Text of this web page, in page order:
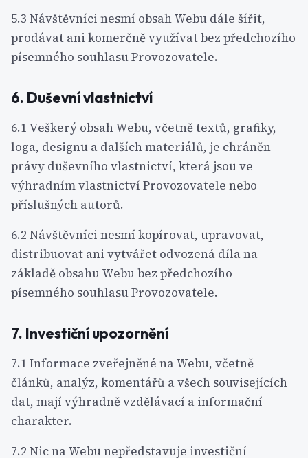
5.3 Návštěvníci nesmí obsah Webu dále šířit,
prodávat ani komerčně využívat bez předchozího
písemného souhlasu Provozovatele.
6. Duševní vlastnictví
6.1 Veškerý obsah Webu, včetně textů, grafiky,
loga, designu a dalších materiálů, je chráněn
právy duševního vlastnictví, která jsou ve
výhradním vlastnictví Provozovatele nebo
příslušných autorů.
6.2 Návštěvníci nesmí kopírovat, upravovat,
distribuovat ani vytvářet odvozená díla na
základě obsahu Webu bez předchozího
písemného souhlasu Provozovatele.
7. Investiční upozornění
7.1 Informace zveřejněné na Webu, včetně
článků, analýz, komentářů a všech souvisejících
dat, mají výhradně vzdělávací a informační
charakter.
7.2 Nic na Webu nepředstavuje investiční